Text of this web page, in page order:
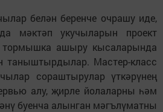
белән беренче очрашу иде,
мәктәп укучыларын проект
ашыру кысаларында
таныштырдылар. Мастер-класс
сораштырулар үткәрүнең
алу, җирле йолаларны һәм
буенча алынган мәгълүматны